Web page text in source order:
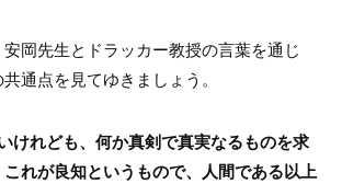
岡先生とドラッカー教授の言葉を通じ
通点を見てゆきましょう。
けれども、何か真剣で真実なるものを求
れが良知というもので、人間である以上